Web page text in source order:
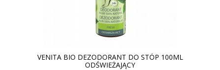
VENITA BIO DEZODORANT DO STÓP 100ML
ODŚWIEŻAJĄCY